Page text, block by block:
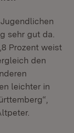
sehr gut da.
Prozent weist
den
leichter in